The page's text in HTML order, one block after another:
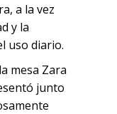
a la vez
y la
uso diario.
mesa Zara
junto